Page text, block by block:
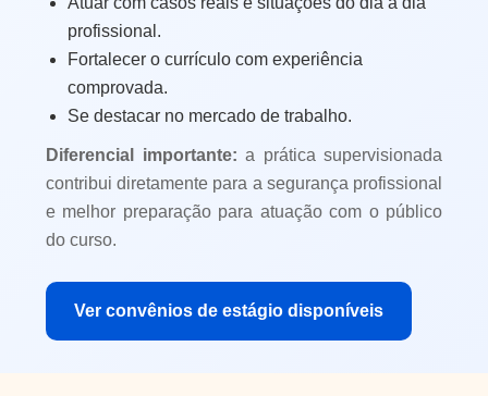
profissional.
Fortalecer o currículo com experiência
comprovada.
Se destacar no mercado de trabalho.
Diferencial importante: a prática supervisionada
contribui diretamente para a segurança profissional
e melhor preparação para atuação com o público
do curso.
Ver convênios de estágio disponíveis